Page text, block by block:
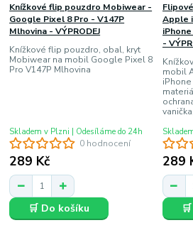
0 hodnocení
Knížkové flip pouzdro Mobiwear -
Google Pixel 8 Pro - V147P
Mlhovina - VÝPRODEJ
Knížkové flip pouzdro, obal, kryt
Mobiwear na mobil Google Pixel 8
Pro V147P Mlhovina
289 Kč
Skladem v Plzni | Odesíláme do 24h
🛒 Do košíku
Apple
-
mobil
iPhone
289